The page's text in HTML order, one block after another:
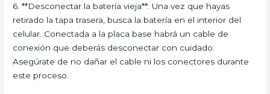
6. **Desconectar la batería vieja**: Una vez que hayas
retirado la tapa trasera, busca la batería en el interior del
celular. Conectada a la placa base habrá un cable de
conexión que deberás desconectar con cuidado.
Asegúrate de no dañar el cable ni los conectores durante
este proceso.